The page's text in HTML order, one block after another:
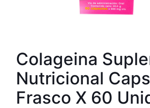
Colageina
Nutricional
Frasco X 60